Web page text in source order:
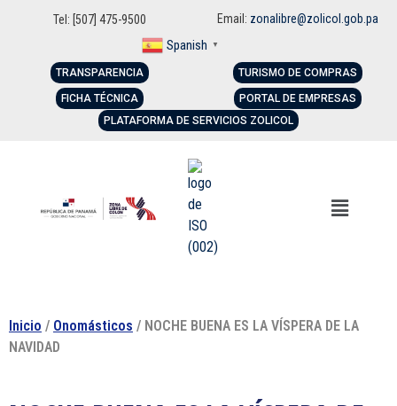
Tel: [507] 475-9500 Email: zonalibre@zolicol.gob.pa
Spanish ▼
TRANSPARENCIA
FICHA TÉCNICA
TURISMO DE COMPRAS
PORTAL DE EMPRESAS
PLATAFORMA DE SERVICIOS ZOLICOL
Inicio / Onomásticos / NOCHE BUENA ES LA VÍSPERA DE LA
NAVIDAD